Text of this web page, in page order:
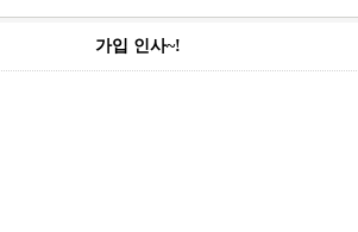
가입 인사~!